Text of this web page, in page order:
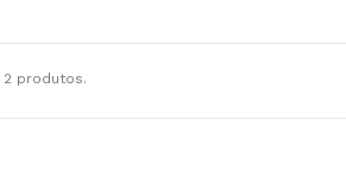
2 produtos.